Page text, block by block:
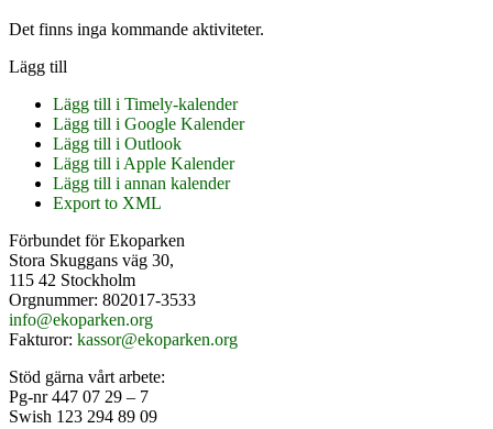
Det finns inga kommande aktiviteter.
Lägg till
Lägg till i Timely-kalender
Lägg till i Google Kalender
Lägg till i Outlook
Lägg till i Apple Kalender
Lägg till i annan kalender
Export to XML
Footer
Förbundet för Ekoparken
Stora Skuggans väg 30,
115 42 Stockholm
Orgnummer: 802017-3533
info@ekoparken.org
Fakturor: kassor@ekoparken.org
Stöd gärna vårt arbete:
Pg-nr 447 07 29 – 7
Swish 123 294 89 09